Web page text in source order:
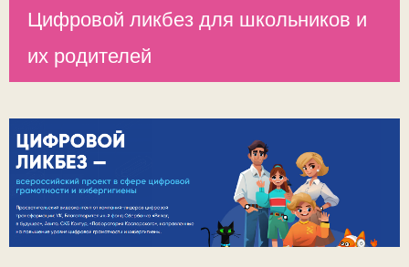
Цифровой ликбез для школьников и
их родителей